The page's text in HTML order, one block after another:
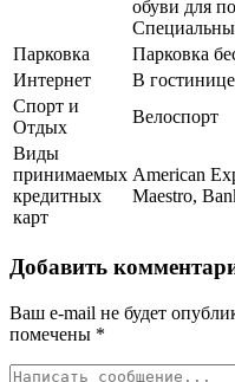
обуви для
Парковка
Парковка
Интернет
В
Спорт и
Отдых
Велоспорт
Виды
принимаемых
кредитных
карт
American
Maestro,
Добавить
Ваш e-mail не будет
помечены *